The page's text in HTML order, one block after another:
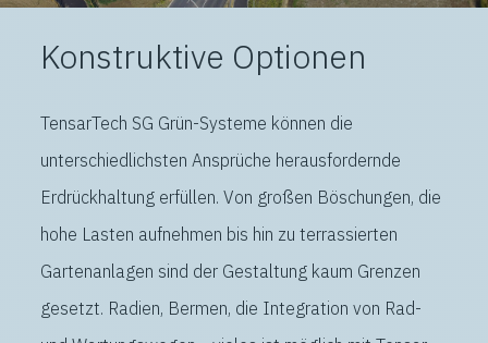
Konstruktive Optionen
TensarTech SG Grün-Systeme können die
unterschiedlichsten Ansprüche herausfordernde
Erdrückhaltung erfüllen. Von großen Böschungen, die
hohe Lasten aufnehmen bis hin zu terrassierten
Gartenanlagen sind der Gestaltung kaum Grenzen
gesetzt. Radien, Bermen, die Integration von Rad-